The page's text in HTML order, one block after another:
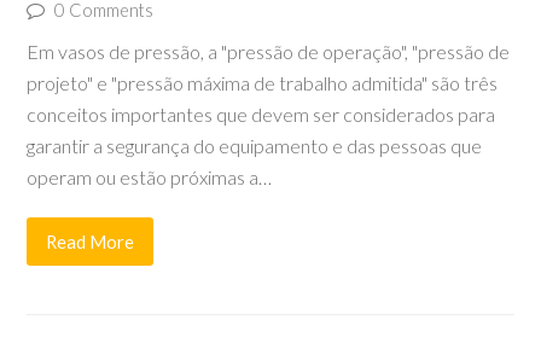
0 Comments
Em vasos de pressão, a "pressão de operação", "pressão de
projeto" e "pressão máxima de trabalho admitida" são três
conceitos importantes que devem ser considerados para
garantir a segurança do equipamento e das pessoas que
operam ou estão próximas a…
Read More